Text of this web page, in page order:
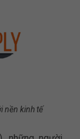
nền kinh tế